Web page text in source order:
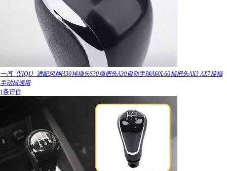
一汽（YIQI）适配风神H30排挡头S30挡把头A30自动手球A60L60档把头AX3 AX7挂档
手动挡通用
1条评价